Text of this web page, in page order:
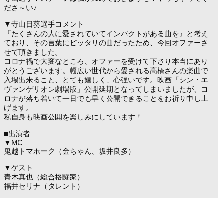
ださ～い♪
▼寺山日葵選手コメント
『たくさんの人に愛されていてインパクトがある曲を』と考え
ており、その言葉にピッタリの曲だったため、今回オファーさ
せて頂きました。
コロナ禍で大変なところ、オファーを受けて下さり本当にあり
がとうございます。幅広い世代から愛される高橋さんの楽曲で
入場出来ること、とても嬉しく、心強いです。映画「シン・エ
ヴァンゲリオン劇場版」公開延期となってしまいましたが、コ
ロナが落ち着いて一日でも早く公開できることをお祈り申し上
げます。
私自身も映画公開を楽しみにしています！
■出演者
▼MC
鬼越トマホーク（金ちゃん、坂井良多）
▼ゲスト
青木真也（総合格闘家）
福井セリナ（タレント）